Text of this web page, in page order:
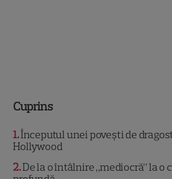
Cuprins
1 Începutul unei povești de
Hollywood
2 De la o întâlnire „mediocră” la o